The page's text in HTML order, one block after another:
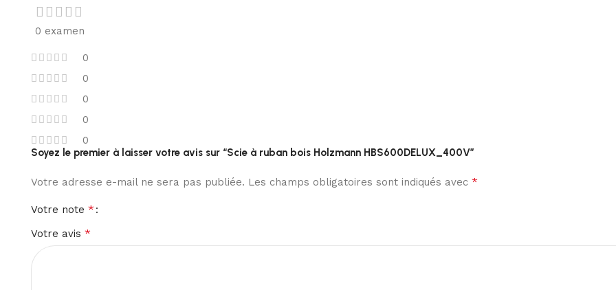
0 examen
0
0
0
0
0
Soyez le premier à laisser votre avis sur “Scie à ruban bois Holzmann HBS600DELUX_400V”
Votre adresse e-mail ne sera pas publiée. Les champs obligatoires sont indiqués avec *
Votre note *
Votre avis *